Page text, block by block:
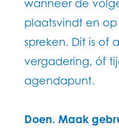
wanneer de
plaatsvindt en
spreken. Dit is of
vergadering, óf
agendapunt.
Doen. Maak